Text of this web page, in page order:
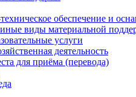
обеспечение и
виды материальной
услуги
деятельность
для приёма (перевода)